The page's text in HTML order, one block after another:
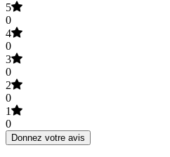
5
0
4
0
3
0
2
0
1
0
Donnez votre avis